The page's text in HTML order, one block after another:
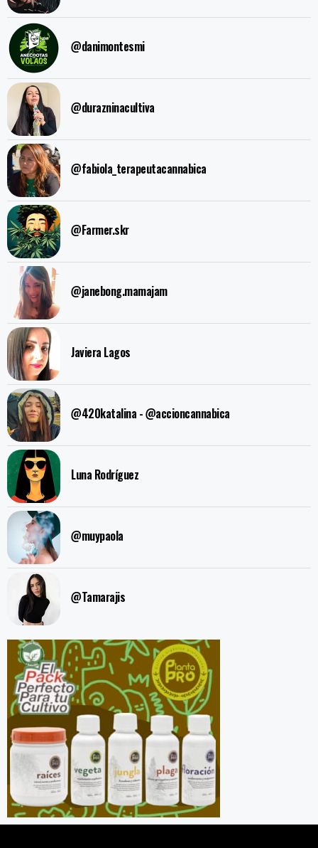
@danimontesmi
@durazninacultiva
@fabiola_terapeutacannabica
@Farmer.skr
@janebong.mamajam
Javiera Lagos
@420katalina - @accioncannabica
Luna Rodríguez
@muypaola
@Tamarajis